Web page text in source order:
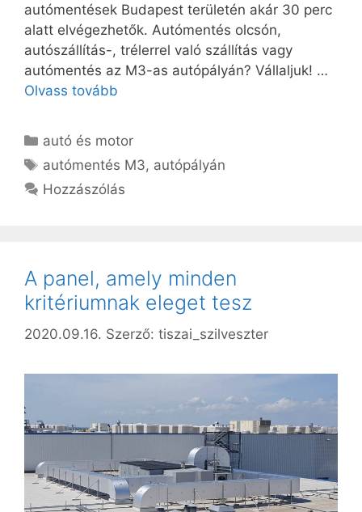
autómentések Budapest területén akár 30 perc
alatt elvégezhetők. Autómentés olcsón,
autószállítás-, trélerrel való szállítás vagy
autómentés az M3-as autópályán? Vállaljuk! …
Olvass tovább
Kategória
autó és motor
Címkék
autómentés M3, autópályán
Hozzászólás
A panel, amely minden
kritériumnak eleget tesz
2020.09.16. Szerző: tiszai_szilveszter